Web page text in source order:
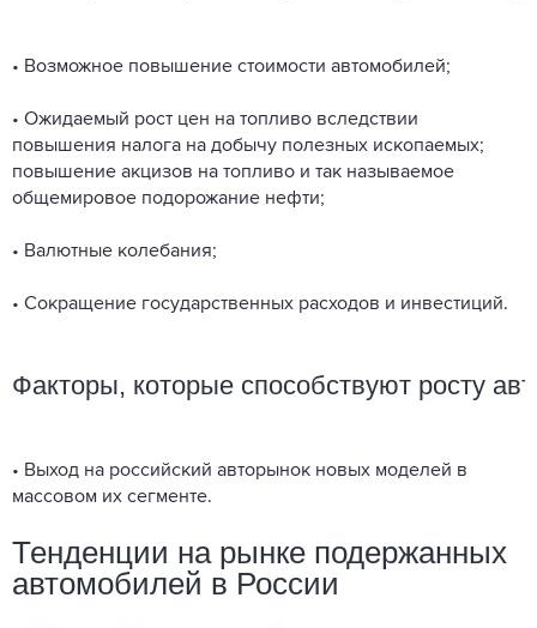
• Возможное повышение стоимости автомобилей;
• Ожидаемый рост цен на топливо вследствии
повышения налога на добычу полезных ископаемых;
повышение акцизов на топливо и так называемое
общемировое подорожание нефти;
• Валютные колебания;
• Сокращение государственных расходов и инвестиций.
Факторы, которые способствуют росту
• Выход на российский авторынок новых моделей в
массовом их сегменте.
Тенденции на рынке подержанных
автомобилей в России